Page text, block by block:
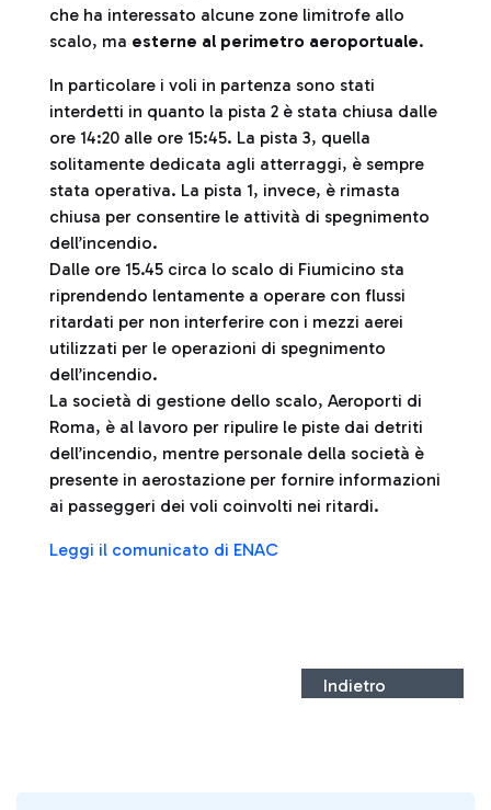
che ha interessato alcune zone limitrofe allo
scalo, ma esterne al perimetro aeroportuale.
In particolare i voli in partenza sono stati
interdetti in quanto la pista 2 è stata chiusa dalle
ore 14:20 alle ore 15:45. La pista 3, quella
solitamente dedicata agli atterraggi, è sempre
stata operativa. La pista 1, invece, è rimasta
chiusa per consentire le attività di spegnimento
dell’incendio.
Dalle ore 15.45 circa lo scalo di Fiumicino sta
riprendendo lentamente a operare con flussi
ritardati per non interferire con i mezzi aerei
utilizzati per le operazioni di spegnimento
dell’incendio.
La società di gestione dello scalo, Aeroporti di
Roma, è al lavoro per ripulire le piste dai detriti
dell’incendio, mentre personale della società è
presente in aerostazione per fornire informazioni
ai passeggeri dei voli coinvolti nei ritardi.
Leggi il comunicato di ENAC
Indietro